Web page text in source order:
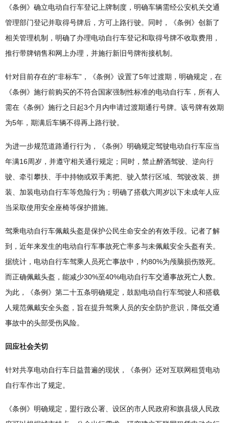
《条例》确立电动自行车登记上牌制度，明确车辆需经公安机关交通
管理部门登记并取得号牌后，方可上路行驶。同时，《条例》创新了
相关管理机制，明确了办理电动自行车登记和取得号牌不收取费用，
推行带牌销售和网上办理，并施行新旧号牌衔接机制。
针对目前存在的“非标车”，《条例》设置了5年过渡期，明确规定，在
《条例》施行前购买的不符合国家强制性标准的电动自行车，所有人
需在《条例》施行之日起3个月内申请过渡期通行号牌。该号牌有效期
为5年，期满后车辆不得再上路行驶。
为进一步规范道路通行行为，《条例》明确规定驾驶电动自行车应当
年满16周岁，并遵守相关通行规定；同时，禁止醉酒驾驶、逆向行
驶、牵引攀扶、手中持物或双手离把、驶入禁行区域、驾驶改装、拼
装、加装电动自行车等危险行为；明确了搭载六周岁以下未成年人应
当采取使用安全座椅等保护措施。
驾乘电动自行车佩戴头盔是保护公民生命安全的有效手段。记者了解
到，近年来发生的电动自行车事故死亡率多与未佩戴安全头盔有关。
据统计，电动自行车驾乘人员死亡事故中，约80%为颅脑损伤致死。
而正确佩戴头盔，能减少30%至40%电动自行车交通事故死亡人数。
为此，《条例》第二十五条明确规定，鼓励电动自行车驾驶人和搭载
人规范佩戴安全头盔，旨在提升驾乘人员的安全防护意识，降低交通
事故中的头部受伤风险。
回应社会关切
针对共享电动自行车日益普遍的现状，《条例》还对互联网租赁电动
自行车作出了规定。
《条例》明确规定，盟行政公署、设区的市人民政府和旗县级人民政